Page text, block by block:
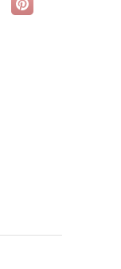
nuova scheda)
(si apre in una